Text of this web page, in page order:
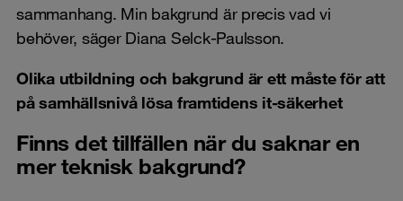
sammanhang. Min bakgrund är precis vad vi
behöver, säger Diana Selck-Paulsson.
Olika utbildning och bakgrund är ett måste för att
på samhällsnivå lösa framtidens it-säkerhet
Finns det tillfällen när du saknar en
mer teknisk bakgrund?